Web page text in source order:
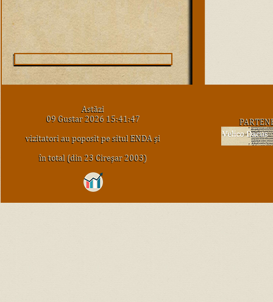
Astăzi
09 Gustar 2026 15:41:47
vizitatori au poposit pe situl ENDA şi
în total (din 23 Cireşar 2003)